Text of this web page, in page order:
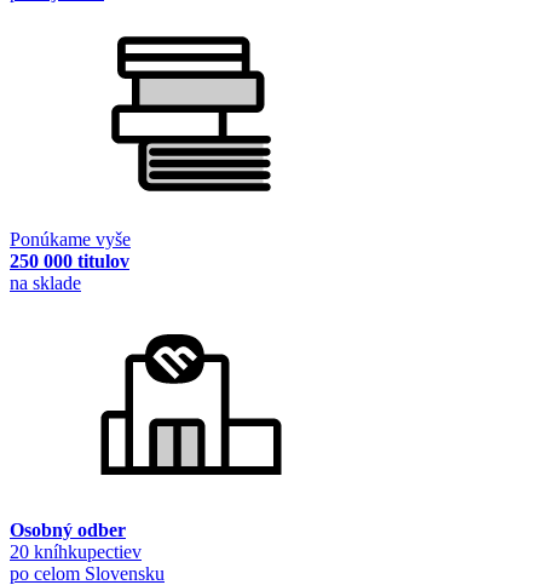
Ponúkame vyše
250 000 titulov
na sklade
Osobný odber
20 kníhkupectiev
po celom Slovensku